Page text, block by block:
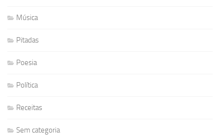
Música
Pitadas
Poesia
Política
Receitas
Sem categoria